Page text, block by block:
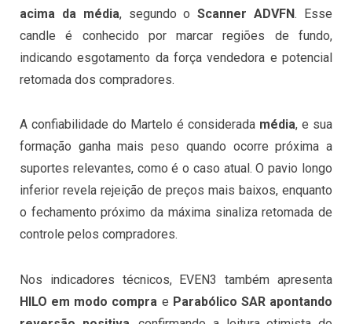
acima da média, segundo oScanner ADVFN. Esse
candle é conhecido por marcar regiões de fundo,
indicando esgotamento da força vendedora e potencial
retomada dos compradores.
A confiabilidade do Martelo é considerada média, e sua
formação ganha mais peso quando ocorre próxima a
suportes relevantes, como é o caso atual. O pavio longo
inferior revela rejeição de preços mais baixos, enquanto
o fechamento próximo da máxima sinaliza retomada de
controle pelos compradores.
Nos indicadores técnicos, EVEN3 também apresenta
HILO em modo compra e Parabólico SAR apontando